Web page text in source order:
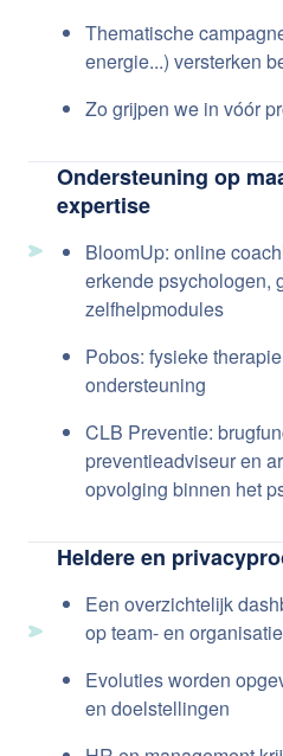
Thematische
energie...) versterken
Zo grijpen we in vóór
Ondersteuning op
expertise
BloomUp: online
erkende psychologen,
zelfhelpmodules
Pobos: fysieke
ondersteuning
CLB Preventie:
preventieadviseur en
opvolging binnen het
Heldere en
Een overzichtelijk
op team- en
Evoluties worden
en doelstellingen